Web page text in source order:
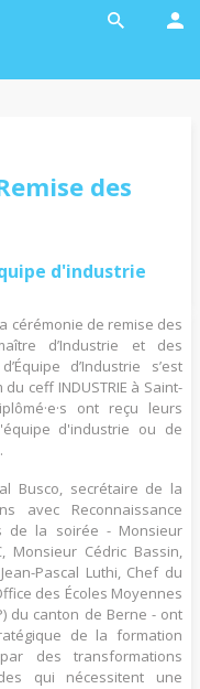
des
d'industrie
cérémonie de remise des
d’Industrie et des
d’Industrie s’est
ceff INDUSTRIE à Saint-
ont reçu leurs
d'industrie ou de
Busco, secrétaire de la
avec Reconnaissance
de la soirée - Monsieur
Monsieur Cédric Bassin,
Pascal Luthi, Chef du
des Écoles Moyennes
du canton de Berne - ont
de la formation
des transformations
qui nécessitent une
à la conclusion d’un contrat
avec une entreprise
plus